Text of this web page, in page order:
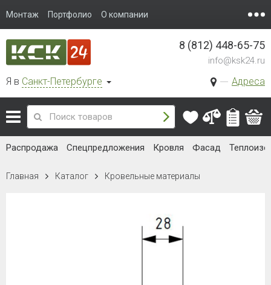
Монтаж Портфолио О компании
Я в Санкт-Петербурге Адреса
8 (812) 448-65-75
info@ksk24.ru
Распродажа Спецпредложения Кровля Фасад
Главная Каталог Кровельные материалы